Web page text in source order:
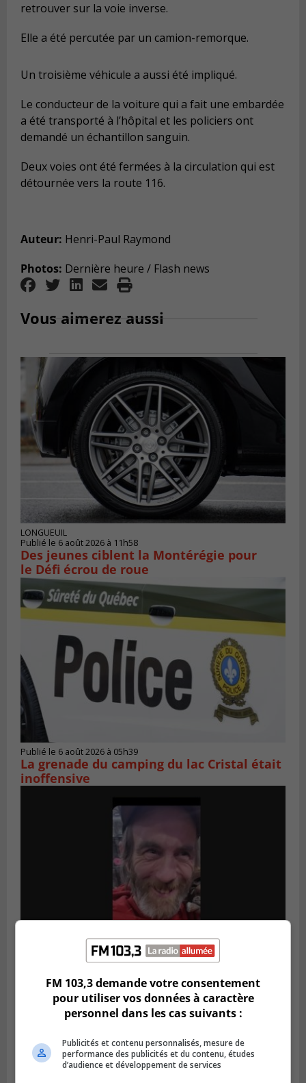
retrouver sur la voie inverse.
Elle a été percutée par un camion-remorque.
Un troisième véhicule a aussi été impliqué.
Le conducteur de la voiture qui a fait une embardée
a été transporté à l’hôpital et les policiers ont
demandé un échantillon sanguin.
Deux voies ont été fermées à la circulation qui est
détournée vers la route 116.
Auteur: Henri-Paul Raymond
Photos: Dernière heure / Flash news
Vous aimerez aussi
LONGUEUIL
Publié le 6 août 2026 à 11h58
Des jeunes ciblent la Montérégie pour
le Défi écrou de roue
Publié le 6 août 2026 à 05h39
La grenade du camping du lac Cristal était
inoffensive
Publié le 5 août 2026 à 09h42
retrouver un homme disparu
FM 103,3 demande votre consentement
pour utiliser vos données à caractère
personnel dans les cas suivants :
Publicités et contenu personnalisés, mesure de
performance des publicités et du contenu, études
d’audience et développement de services